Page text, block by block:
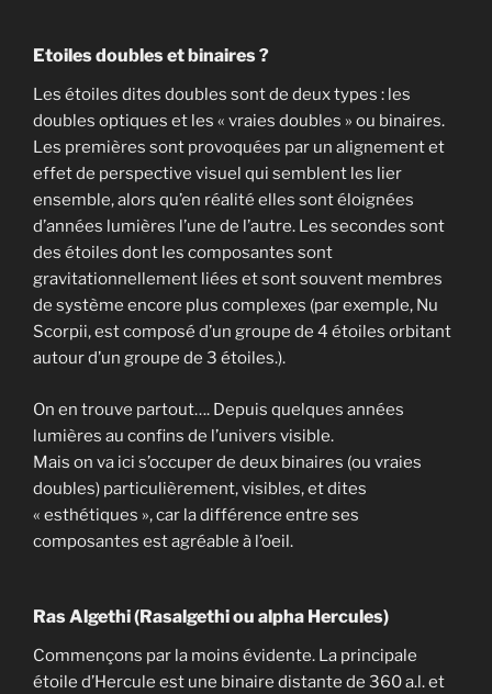
Etoiles doubles et binaires ?
Les étoiles dites doubles sont de deux types : les
doubles optiques et les « vraies doubles » ou binaires.
Les premières sont provoquées par un alignement et
effet de perspective visuel qui semblent les lier
ensemble, alors qu’en réalité elles sont éloignées
d’années lumières l’une de l’autre. Les secondes sont
des étoiles dont les composantes sont
gravitationnellement liées et sont souvent membres
de système encore plus complexes (par exemple, Nu
Scorpii, est composé d’un groupe de 4 étoiles orbitant
autour d’un groupe de 3 étoiles.).
On en trouve partout…. Depuis quelques années
lumières au confins de l’univers visible.
Mais on va ici s’occuper de deux binaires (ou vraies
doubles) particulièrement, visibles, et dites
« esthétiques », car la différence entre ses
composantes est agréable à l’oeil.
Ras Algethi (Rasalgethi ou alpha Hercules)
Commençons par la moins évidente. La principale
étoile d’Hercule est une binaire distante de 360 a.l. et